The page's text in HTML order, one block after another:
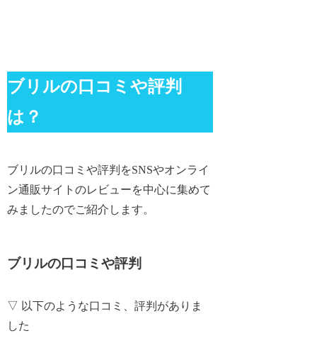
ブリルの口コミや評判
は？
ブリルの口コミや評判をSNSやオンライ
ン通販サイトのレビューを中心に集めて
みましたのでご紹介します。
ブリルの口コミや評判
▽ 以下のような口コミ、評判がありま
した